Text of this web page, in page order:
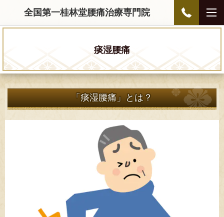
全国第一桂林堂腰痛治療専門院
痰湿腰痛
「痰湿腰痛」とは？